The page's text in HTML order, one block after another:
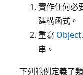
實作任何必
建構函式。
重寫
串。
下列範例定義了